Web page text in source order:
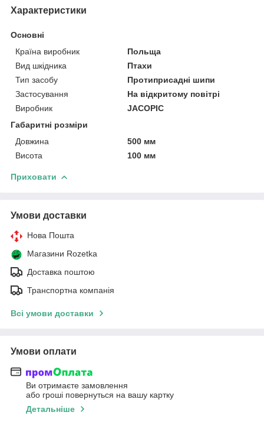
Характеристики
Основні
Країна виробник
Польща
Вид шкідника
Птахи
Тип засобу
Протиприсадні шипи
Застосування
На відкритому повітрі
Виробник
JACOPIC
Габаритні розміри
Довжина
500 мм
Висота
100 мм
Приховати
Умови доставки
Нова Пошта
Магазини Rozetka
Доставка поштою
Транспортна компанія
Всі умови доставки
Умови оплати
Ви отримаєте замовлення
або гроші повернуться на вашу картку
Детальніше